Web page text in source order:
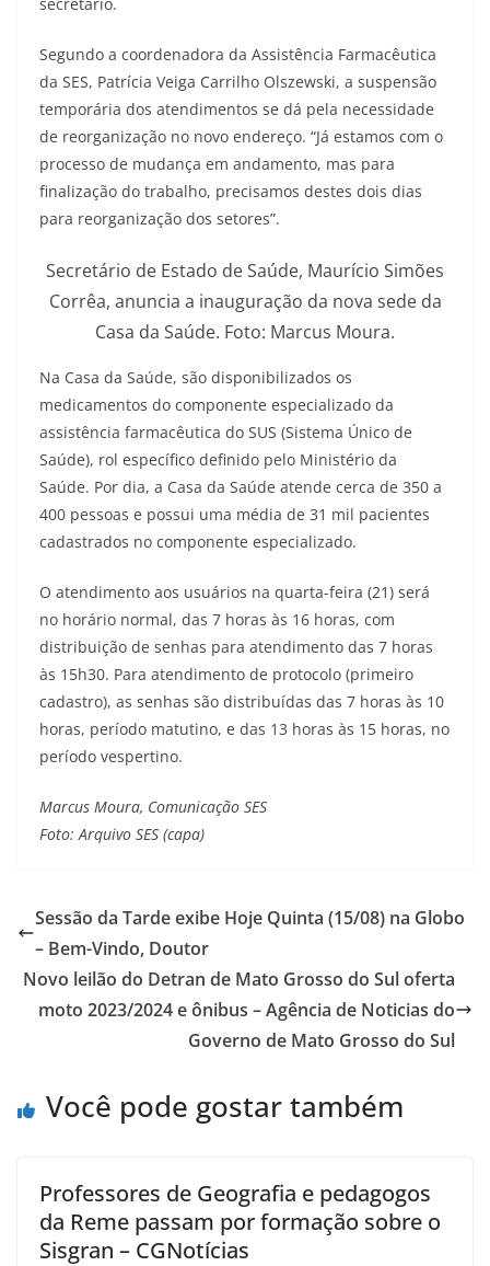
Segundo a coordenadora da Assistência Farmacêutica
da SES, Patrícia Veiga Carrilho Olszewski, a suspensão
temporária dos atendimentos se dá pela necessidade
de reorganização no novo endereço. “Já estamos com o
processo de mudança em andamento, mas para
finalização do trabalho, precisamos destes dois dias
para reorganização dos setores”.
Secretário de Estado de Saúde, Maurício Simões
Corrêa, anuncia a inauguração da nova sede da
Casa da Saúde. Foto: Marcus Moura.
Na Casa da Saúde, são disponibilizados os
medicamentos do componente especializado da
assistência farmacêutica do SUS (Sistema Único de
Saúde), rol específico definido pelo Ministério da
Saúde. Por dia, a Casa da Saúde atende cerca de 350 a
400 pessoas e possui uma média de 31 mil pacientes
cadastrados no componente especializado.
O atendimento aos usuários na quarta-feira (21) será
no horário normal, das 7 horas às 16 horas, com
distribuição de senhas para atendimento das 7 horas
às 15h30. Para atendimento de protocolo (primeiro
cadastro), as senhas são distribuídas das 7 horas às 10
horas, período matutino, e das 13 horas às 15 horas, no
período vespertino.
Marcus Moura, Comunicação SES
Foto: Arquivo SES (capa)
Sessão da Tarde exibe Hoje Quinta (15/08) na Globo
– Bem-Vindo, Doutor
Novo leilão do Detran de Mato Grosso do Sul oferta
moto 2023/2024 e ônibus – Agência de Noticias do
Governo de Mato Grosso do Sul
Você pode gostar também
Professores de Geografia e pedagogos
da Reme passam por formação sobre o
Sisgran – CGNotícias